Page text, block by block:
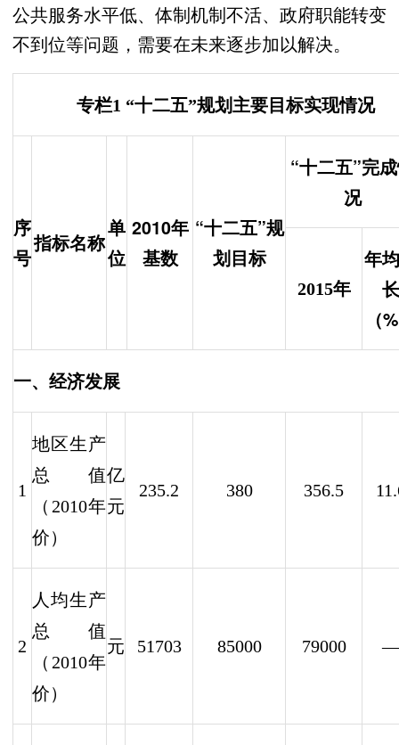
公共服务水平低、体制机制不活、政府职能转变
不到位等问题，需要在未来逐步加以解决。
专栏1 “十二五”规划主要目标实现情况
序
号
指标名称
单
位
2010年
基数
“十二五”规
划目标
“十二五”完
况
2015年
年
长
（
一、经济发展
1
地区生产
总值
（2010年
价）
亿
元
235.2 380 356.5
2
人均生产
总值
（2010年
价）
元 51703 85000 79000 —